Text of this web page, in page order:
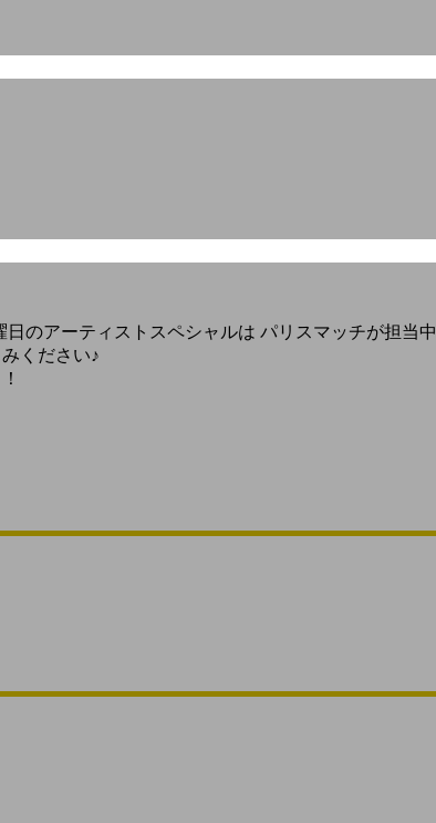
日のアーティストスペシャルは パリスマッチが担当
ください♪